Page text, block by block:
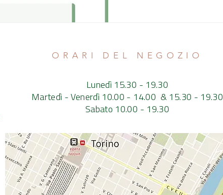
ORARI DEL NEGOZIO
Lunedì 15.30 - 19.30
Martedì - Venerdì 10.00 - 14.00 & 15.30 - 19.30
Sabato 10.00 - 19.30